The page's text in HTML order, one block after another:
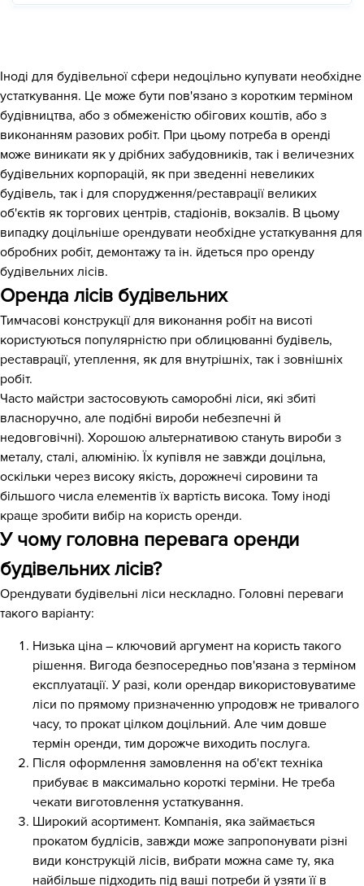
Іноді для будівельної сфери недоцільно купувати необхідне
устаткування. Це може бути пов'язано з коротким терміном
будівництва, або з обмеженістю обігових коштів, або з
виконанням разових робіт. При цьому потреба в оренді
може виникати як у дрібних забудовників, так і величезних
будівельних корпорацій, як при зведенні невеликих
будівель, так і для спорудження/реставрації великих
об'єктів як торгових центрів, стадіонів, вокзалів. В цьому
випадку доцільніше орендувати необхідне устаткування для
обробних робіт, демонтажу та ін. йдеться про оренду
будівельних лісів.
Оренда лісів будівельних
Тимчасові конструкції для виконання робіт на висоті
користуються популярністю при облицюванні будівель,
реставрації, утеплення, як для внутрішніх, так і зовнішніх
робіт.
Часто майстри застосовують саморобні ліси, які збиті
власноручно, але подібні вироби небезпечні й
недовговічні). Хорошою альтернативою стануть вироби з
металу, сталі, алюмінію. Їх купівля не завжди доцільна,
оскільки через високу якість, дорожнечі сировини та
більшого числа елементів їх вартість висока. Тому іноді
краще зробити вибір на користь оренди.
У чому головна перевага оренди
будівельних лісів?
Орендувати будівельні ліси нескладно. Головні переваги
такого варіанту:
Низька ціна – ключовий аргумент на користь такого
рішення. Вигода безпосередньо пов'язана з терміном
експлуатації. У разі, коли орендар використовуватиме
ліси по прямому призначенню упродовж не тривалого
часу, то прокат цілком доцільний. Але чим довше
термін оренди, тим дорожче виходить послуга.
Після оформлення замовлення на об'єкт техніка
прибуває в максимально короткі терміни. Не треба
чекати виготовлення устаткування.
Широкий асортимент. Компанія, яка займається
прокатом будлісів, завжди може запропонувати різні
види конструкцій лісів, вибрати можна саме ту, яка
найбільше підходить під ваші потреби й узяти її в